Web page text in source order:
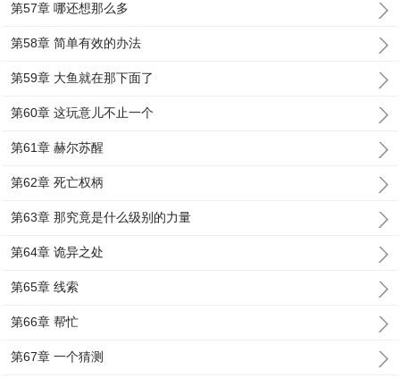
第57章 哪还想那么多
第58章 简单有效的办法
第59章 大鱼就在那下面了
第60章 这玩意儿不止一个
第61章 赫尔苏醒
第62章 死亡权柄
第63章 那究竟是什么级别的力量
第64章 诡异之处
第65章 线索
第66章 帮忙
第67章 一个猜测